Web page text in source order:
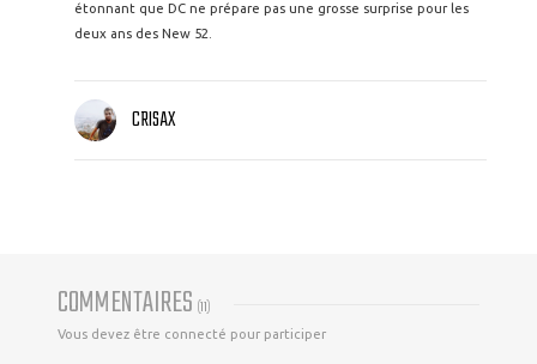
étonnant que DC ne prépare pas une grosse surprise pour les
deux ans des New 52.
CRISAX
COMMENTAIRES (11)
Vous devez être connecté pour participer